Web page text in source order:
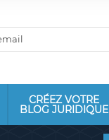
CRÉEZ VOTRE
BLOG JURIDIQUE